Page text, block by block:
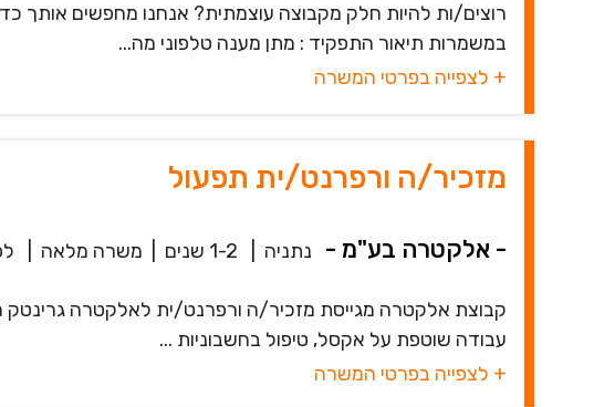
רוצים/ות להיות חלק מקבוצה עוצמתית? אנחנו מחפשים אותך
במשמרות תיאור התפקיד : מתן מענה טלפוני מה...
+ לצפייה בפרטי המשרה
מזכיר/ה ורפרנט/ית תפעול
- אלקטרה בע"מ - נתניה 1-2 שנים משרה מלאה
קבוצת אלקטרה מגייסת מזכיר/ה ורפרנט/ית לאלקטרה גרינטק
עבודה שוטפת על אקסל, טיפול בחשבוניות ...
+ לצפייה בפרטי המשרה